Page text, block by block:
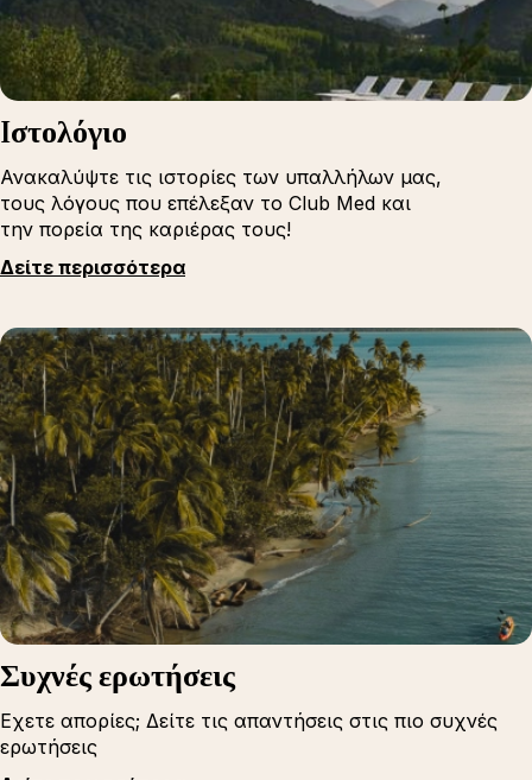
Iστολόγιο
Ανακαλύψτε τις ιστορίες των υπαλλήλων μας,
τους λόγους που επέλεξαν το Club Med και
την πορεία της καριέρας τους!
Δείτε περισσότερα
Συχνές ερωτήσεις
Εχετε απορίες; Δείτε τις απαντήσεις στις πιο συχνές
ερωτήσεις